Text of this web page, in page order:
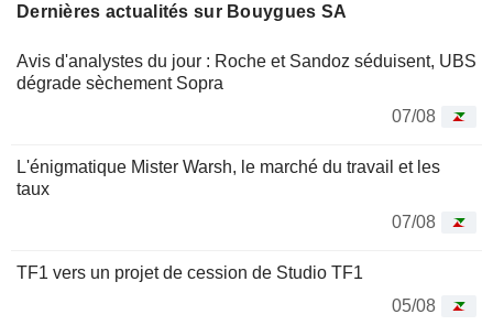
Dernières actualités sur Bouygues SA
Avis d'analystes du jour : Roche et Sandoz séduisent, UBS
dégrade sèchement Sopra
07/08
L'énigmatique Mister Warsh, le marché du travail et les
taux
07/08
TF1 vers un projet de cession de Studio TF1
05/08